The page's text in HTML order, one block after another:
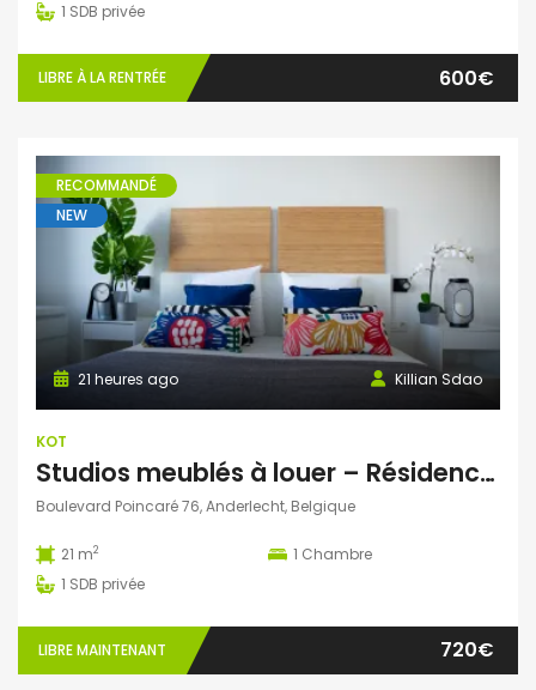
1 SDB privée
LIBRE À LA RENTRÉE 600€
RECOMMANDÉ
NEW
Killian Sdao
21 heures ago
KOT
Studios meublés à louer – Résidence Ustel – Boulevard Poincaré, 76 – Anderlecht – à partir de 720 € charges incluses
Boulevard Poincaré 76, Anderlecht, Belgique
21 m2 1 Chambre
1 SDB privée
LIBRE MAINTENANT 720€